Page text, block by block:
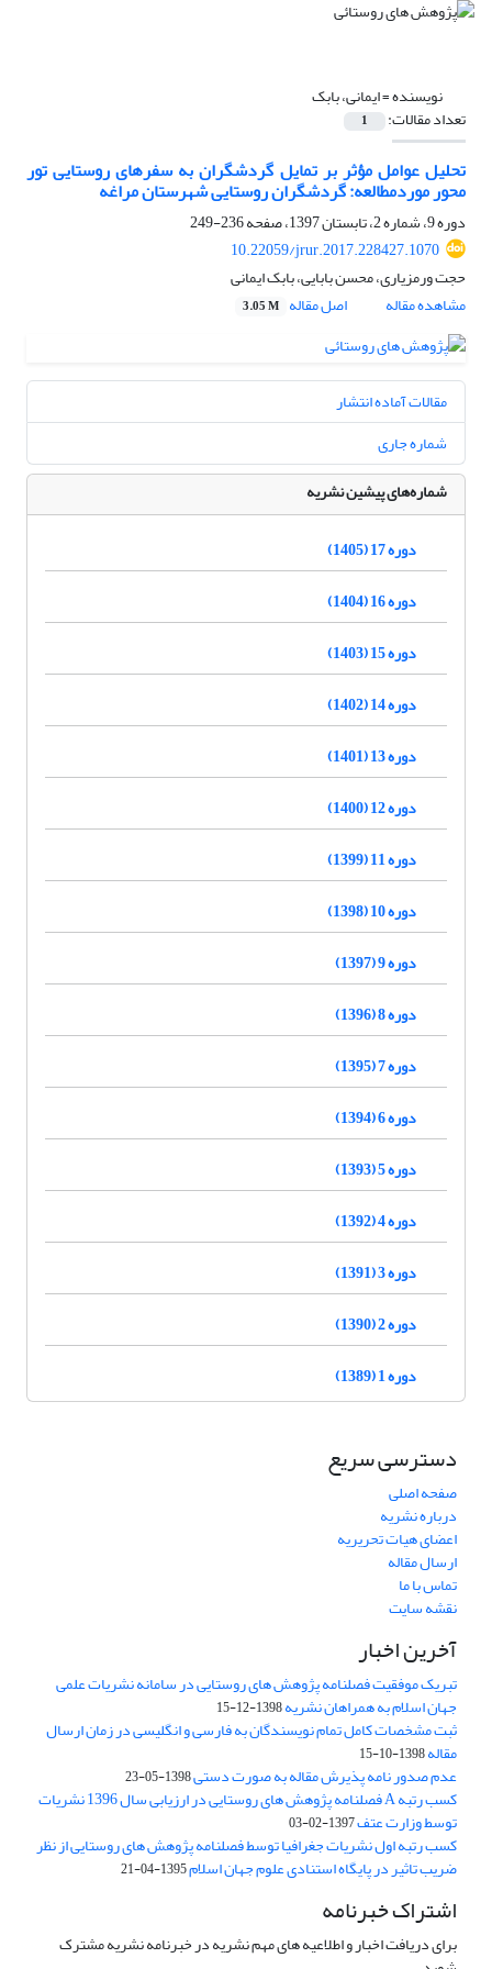
نویسنده =ایمانی، بابک
تعداد مقالات: 1
تحلیل عوامل مؤثر بر تمایل گردشگران به سفرهای روستایی تور
محور موردمطالعه: گردشگران روستایی شهرستان مراغه
دوره 9، شماره 2، تابستان 1397، صفحه
236-249
10.22059/jrur.2017.228427.1070
حجت ورمزیاری، محسن بابایی، بابک ایمانی
مشاهده مقاله
اصل مقاله 3.05 M
مقالات آماده انتشار
شماره جاری
شماره‌های پیشین نشریه
دوره 17 (1405)
دوره 16 (1404)
دوره 15 (1403)
دوره 14 (1402)
دوره 13 (1401)
دوره 12 (1400)
دوره 11 (1399)
دوره 10 (1398)
دوره 9 (1397)
دوره 8 (1396)
دوره 7 (1395)
دوره 6 (1394)
دوره 5 (1393)
دوره 4 (1392)
دوره 3 (1391)
دوره 2 (1390)
دوره 1 (1389)
دسترسی سریع
صفحه اصلی
درباره نشریه
اعضای هیات تحریریه
ارسال مقاله
تماس با ما
نقشه سایت
آخرین اخبار
تبریک موفقیت فصلنامه پژوهش های روستایی در سامانه نشریات علمی
جهان اسلام به همراهان نشریه1398-12-15
ثبت مشخصات کامل تمام نویسندگان به فارسی و انگلیسی در زمان ارسال
مقاله1398-10-15
عدم صدور نامه پذیرش مقاله به صورت دستی1398-05-23
کسب رتبه A فصلنامه پژوهش های روستایی در ارزیابی سال 1396 نشریات
توسط وزارت عتف1397-02-03
کسب رتبه اول نشریات جغرافیا توسط فصلنامه پژوهش های روستایی از نظر
ضریب تاثیر در پایگاه استنادی علوم جهان اسلام1395-04-21
اشتراک خبرنامه
برای دریافت اخبار و اطلاعیه های مهم نشریه در خبرنامه نشریه مشترک